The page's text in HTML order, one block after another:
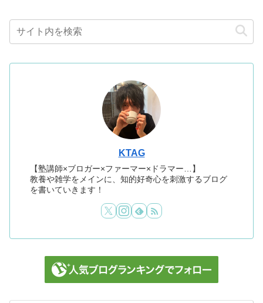
KTAG
【塾講師×ブロガー×ファーマー×ドラマー…】
教養や雑学をメインに、知的好奇心を刺激するブログ
を書いていきます！